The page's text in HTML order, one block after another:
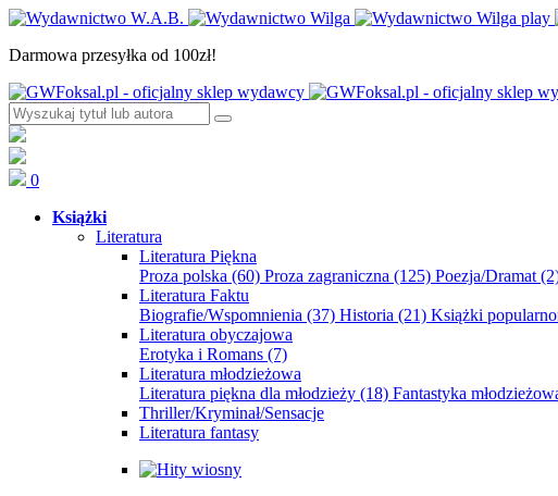
Darmowa przesyłka od 100zł!
0
Książki
Literatura
Literatura Piękna
Proza polska (60) Proza zagraniczna (125) Poezja/Dramat
Literatura Faktu
Biografie/Wspomnienia (37) Historia (21) Książki
Literatura obyczajowa
Erotyka i Romans (7)
Literatura młodzieżowa
Literatura piękna dla młodzieży (18) Fantastyka
Thriller/Kryminał/Sensacje
Literatura fantasy